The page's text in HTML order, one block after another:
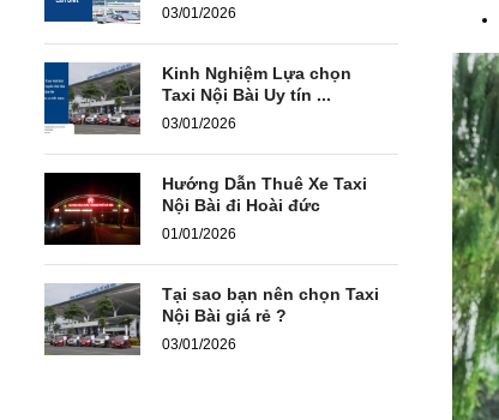
03/01/2026
Kinh Nghiệm Lựa chọn
Taxi Nội Bài Uy tín ...
03/01/2026
Hướng Dẫn Thuê Xe Taxi
Nội Bài đi Hoài đức
01/01/2026
Tại sao bạn nên chọn Taxi
Nội Bài giá rẻ ?
03/01/2026